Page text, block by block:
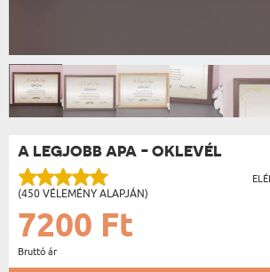
A LEGJOBB APA - OKLEVÉL
(450 VÉLEMÉNY ALAPJÁN)
7200 Ft
Bruttó ár